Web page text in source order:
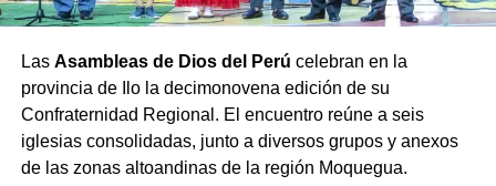
Las Asambleas de Dios del Perú celebran en la
provincia de Ilo la decimonovena edición de su
Confraternidad Regional. El encuentro reúne a seis
iglesias consolidadas, junto a diversos grupos y anexos
de las zonas altoandinas de la región Moquegua.